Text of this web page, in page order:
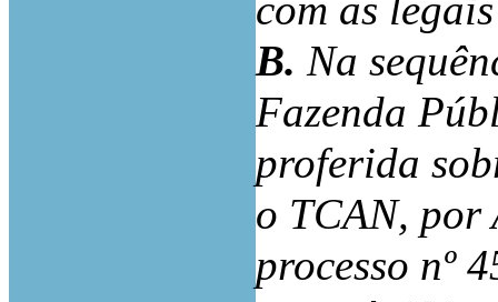
com as
B.Na
Fazenda
proferida
o TCAN, por
processo nº